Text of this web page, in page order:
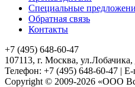
Специальные
Обратная связь
Контакты
+7 (495) 648-60-47
107113, г. Москва, ул.Лобачика,
Телефон: +7 (495) 648-60-47 | E-
Copyright © 2009-2026 «ООО